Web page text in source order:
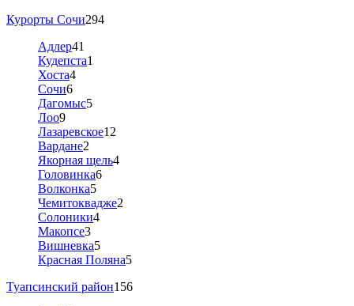
Курорты Сочи294
Адлер41
Кудепста1
Хоста4
Сочи6
Дагомыс5
Лоо9
Лазаревское12
Вардане2
Якорная щель4
Головинка6
Волконка5
Чемитоквадже2
Солоники4
Макопсе3
Вишневка5
Красная Поляна5
Туапсинский район156